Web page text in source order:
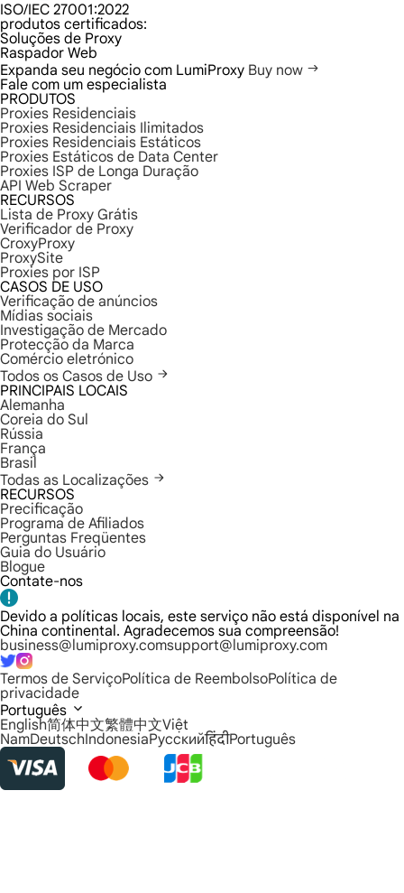
ISO/IEC 27001:2022
produtos certificados:
Soluções de Proxy
Raspador Web
Expanda seu negócio com LumiProxy Buy now
Fale com um especialista
PRODUTOS
Proxies Residenciais
Proxies Residenciais Ilimitados
Proxies Residenciais Estáticos
Proxies Estáticos de Data Center
Proxies ISP de Longa Duração
API Web Scraper
RECURSOS
Lista de Proxy Grátis
Verificador de Proxy
CroxyProxy
ProxySite
Proxies por ISP
CASOS DE USO
Verificação de anúncios
Mídias sociais
Investigação de Mercado
Protecção da Marca
Comércio eletrónico
Todos os Casos de Uso
PRINCIPAIS LOCAIS
Alemanha
Coreia do Sul
Rússia
França
Brasil
Todas as Localizações
RECURSOS
Precificação
Programa de Afiliados
Perguntas Freqüentes
Guia do Usuário
Blogue
Contate-nos
Devido a políticas locais, este serviço não está disponível na
China continental. Agradecemos sua compreensão!
business@lumiproxy.comsupport@lumiproxy.com
Termos de ServiçoPolítica de ReembolsoPolítica de
privacidade
Português
English简体中文繁體中文Việt
NamDeutschIndonesiaРусскийहिंदीPortuguês